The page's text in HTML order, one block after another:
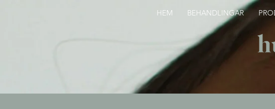
HEM BEHANDLINGAR